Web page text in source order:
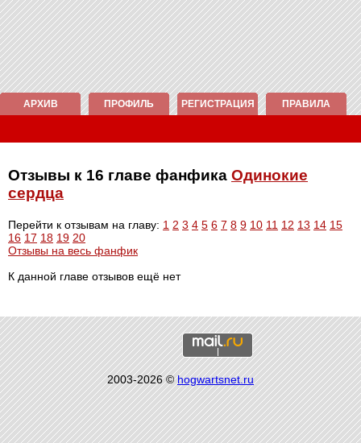
АРХИВ ПРОФИЛЬ РЕГИСТРАЦИЯ ПРАВИЛА
Отзывы к 16 главе фанфика Одинокие
сердца
Перейти к отзывам на главу: 1 2 3 4 5 6 7 8 9 10 11 12 13 14 15
16 17 18 19 20
Отзывы на весь фанфик
К данной главе отзывов ещё нет
2003-2026 ©hogwartsnet.ru